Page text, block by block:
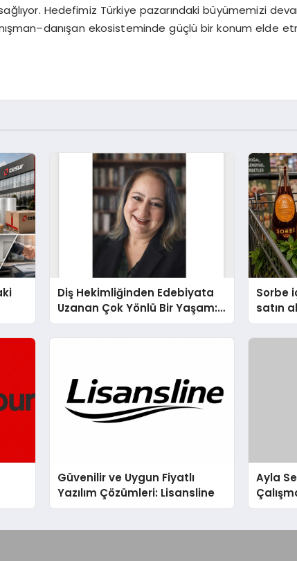
Hedefimiz Türkiye pazarındaki büyümemizi
ekosisteminde güçlü bir konum elde
Diş Hekimliğinden Edebiyata
Uzanan Çok Yönlü Bir Yaşam:
Yeşim Şahin Yaman
Sorbe
satın
Güvenilir ve Uygun Fiyatlı
Yazılım Çözümleri: Lisansline
Ayla
31